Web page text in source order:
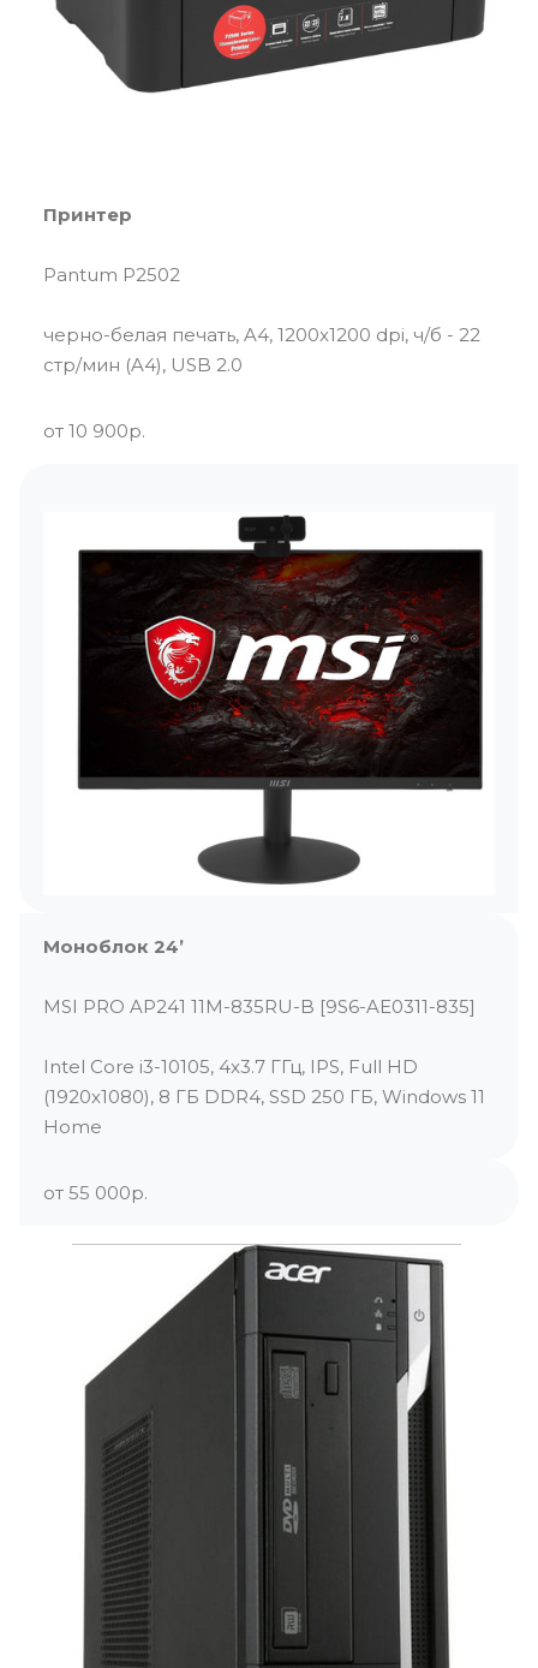
Принтер
Pantum P2502
черно-белая печать, A4, 1200x1200 dpi, ч/б - 22
стр/мин (A4), USB 2.0
от 10 900р.
Моноблок 24’
MSI PRO AP241 11M-835RU-B [9S6-AE0311-835]
Intel Core i3-10105, 4x3.7 ГГц, IPS, Full HD
(1920x1080), 8 ГБ DDR4, SSD 250 ГБ, Windows 11
Home
от 55 000р.